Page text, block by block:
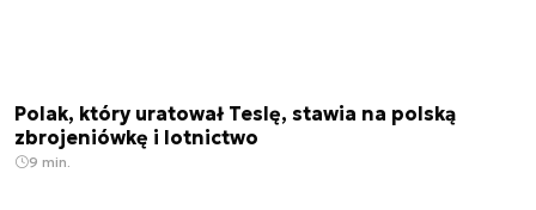
Polak, który uratował Teslę, stawia na polską
zbrojeniówkę i lotnictwo
9 min.